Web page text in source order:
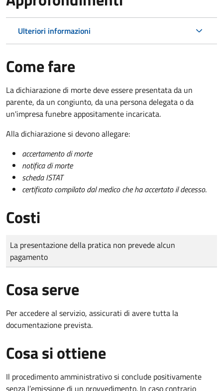
Ulteriori informazioni
Come fare
La dichiarazione di morte deve essere presentata da un
parente, da un congiunto, da una persona delegata o da
un'impresa funebre appositamente incaricata.
Alla dichiarazione si devono allegare:
accertamento di morte
notifica di morte
scheda ISTAT
certificato compilato dal medico che ha accertato il decesso.
Costi
Tipo di pagamento
Importo
La presentazione della pratica non prevede alcun
pagamento
Cosa serve
Per accedere al servizio, assicurati di avere tutta la
documentazione prevista.
Cosa si ottiene
Il procedimento amministrativo si conclude positivamente
senza l’emissione di un provvedimento. In caso contrario